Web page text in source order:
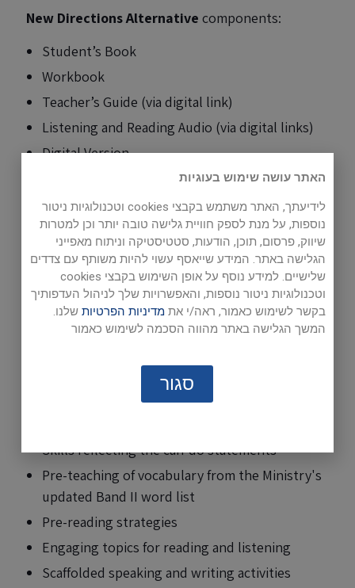
New Directions Alternative components:
Student’s Book
Workbook
Teacher’s Guide (via digital link)
Listening and Reading Audio (via digital links)
Digital Version
Digital Extra (Wordlist Plus and Vocabulary
Booster)
Sample Unit
New Directions Alternativeis a course for 8th-
grade bet-level classes at the Basic User II (A2)
level. It meets the requirements of the English
Skills reflecting the can-do statements
Pre-teaching of vocabulary from the Ministry's
updated Band II word list
Pre-reading strategies
Engaging topics for reading and listening
Scaffolded speaking and writing activities
סגור
האתר עושה שימוש בעוגיות
לידיעתך, האתר משתמש בקבצי cookies וטכנולוגיות ניטור
נוספות, על מנת לספק חוויית גלישה טובה יותר וכן למטרות
שיווק, פרסום, תוכן, הודעות, סטטיסטיקה וניתוח מאפייני
הגלישה באתר. המידע שייאסף עשוי להיות משותף עם צדדים
שלישיים. למידע נוסף על אופן השימוש בקבצי cookies
וטכנולוגיות ניטור נוספות, והאפשרויות שלך לניהול העדפותיך
בקשר לשימוש כאמור, ראה/י את מדיניות הפרטיותשלנו.
המשך הגלישה באתר מהווה הסכמה לשימוש כאמור